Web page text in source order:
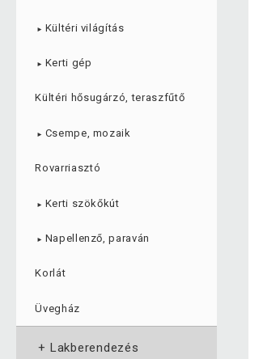
► Kültéri világítás
► Kerti gép
Kültéri hősugárzó, teraszfűtő
► Csempe, mozaik
Rovarriasztó
► Kerti szökőkút
► Napellenző, paraván
Korlát
Üvegház
+ Lakberendezés